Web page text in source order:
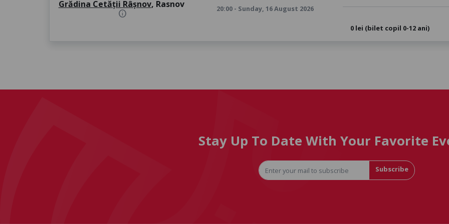
Grădina Cetății Râșnov, Rasnov
info 20:00 - Sunday, 16 August 2026
0 lei (bilet copil 0-12 ani)
Stay Up To Date With Your Favorite
Subscribe